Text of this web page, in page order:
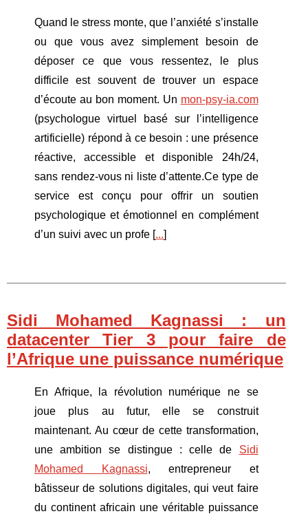
Quand le stress monte, que l’anxiété s’installe
ou que vous avez simplement besoin de
déposer ce que vous ressentez, le plus
difficile est souvent de trouver un espace
d’écoute au bon moment. Un mon-psy-ia.com
(psychologue virtuel basé sur l’intelligence
artificielle) répond à ce besoin : une présence
réactive, accessible et disponible 24h/24,
sans rendez-vous ni liste d’attente.Ce type de
service est conçu pour offrir un soutien
psychologique et émotionnel en complément
d’un suivi avec un profe [...]
Sidi Mohamed Kagnassi : un
datacenter Tier 3 pour faire de
l’Afrique une puissance numérique
En Afrique, la révolution numérique ne se
joue plus au futur, elle se construit
maintenant. Au cœur de cette transformation,
une ambition se distingue : celle de Sidi
Mohamed Kagnassi, entrepreneur et
bâtisseur de solutions digitales, qui veut faire
du continent africain une véritable puissance